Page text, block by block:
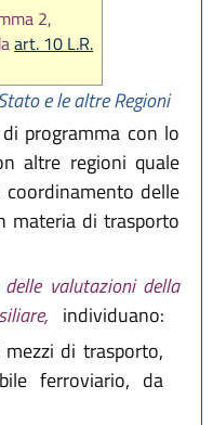
2,
art. 10 L.R.
e le altre Regioni
programma con lo
altre regioni quale
delle
materia di trasporto
valutazioni della
individuano:
di trasporto,
ferroviario, da